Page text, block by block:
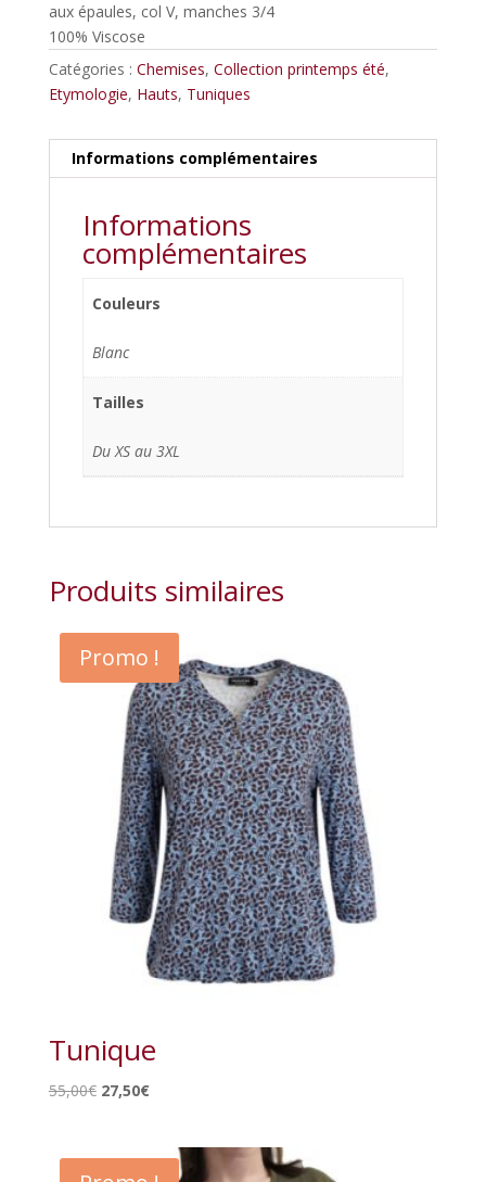
aux épaules, col V, manches 3/4
100% Viscose
Catégories : Chemises, Collection printemps été,
Etymologie, Hauts, Tuniques
Informations complémentaires
Informations
complémentaires
Couleurs
Blanc
Tailles
Du XS au 3XL
Produits similaires
Promo !
Tunique
55,00€ Le
était :
27,50€Le
est :